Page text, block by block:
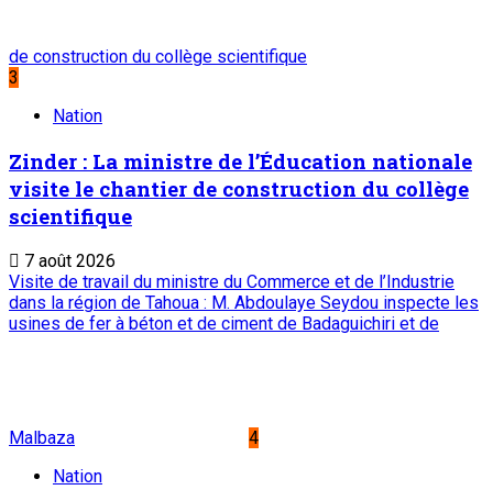
de construction du collège scientifique
3
Nation
Zinder : La ministre de l’Éducation nationale
visite le chantier de construction du collège
scientifique
7 août 2026
Visite de travail du ministre du Commerce et de l’Industrie
dans la région de Tahoua : M. Abdoulaye Seydou inspecte les
usines de fer à béton et de ciment de Badaguichiri et de
Malbaza
4
Nation